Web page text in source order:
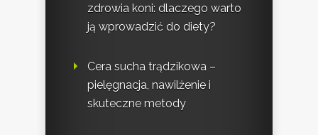
zdrowia koni: dlaczego warto
ją wprowadzić do diety?
Cera sucha trądzikowa –
pielęgnacja, nawilżenie i
skuteczne metody